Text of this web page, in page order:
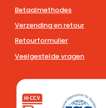
Betaalmethodes
Verzending en retour
Retourformulier
Veelgestelde vragen